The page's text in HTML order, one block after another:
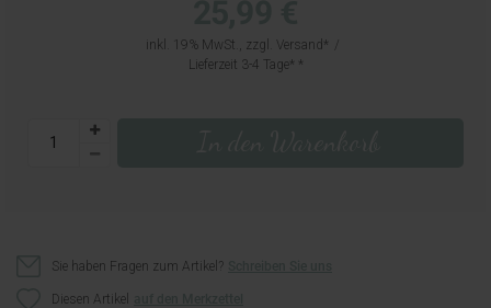
inkl. 19% MwSt., zzgl. Versand
Lieferzeit 3-4 Tage*
Sie haben Fragen zum Artikel?
Diesen Artikel